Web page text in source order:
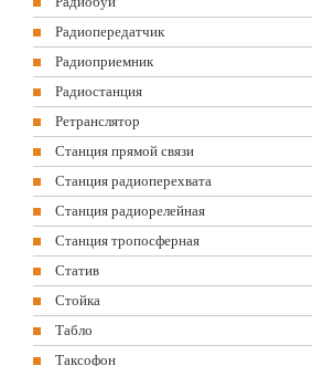
Радиопередатчик
Радиоприемник
Радиостанция
Ретранслятор
Станция прямой связи
Станция радиоперехвата
Станция радиорелейная
Станция тропосферная
Статив
Стойка
Табло
Таксофон